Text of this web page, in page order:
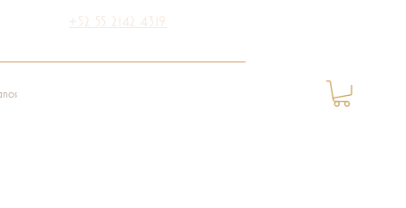
+52 55 2142 4319